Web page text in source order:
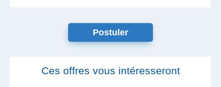
Postuler
Ces offres vous intéresseront